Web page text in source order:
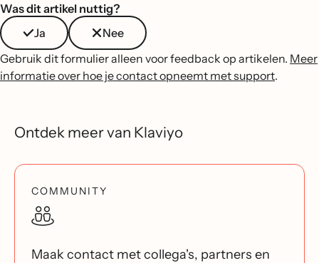
Was dit artikel nuttig?
Ja
Nee
Gebruik dit formulier alleen voor feedback op artikelen. Meer
informatie over hoe je contact opneemt met support.
Ontdek meer van Klaviyo
COMMUNITY
Maak contact met collega's, partners en